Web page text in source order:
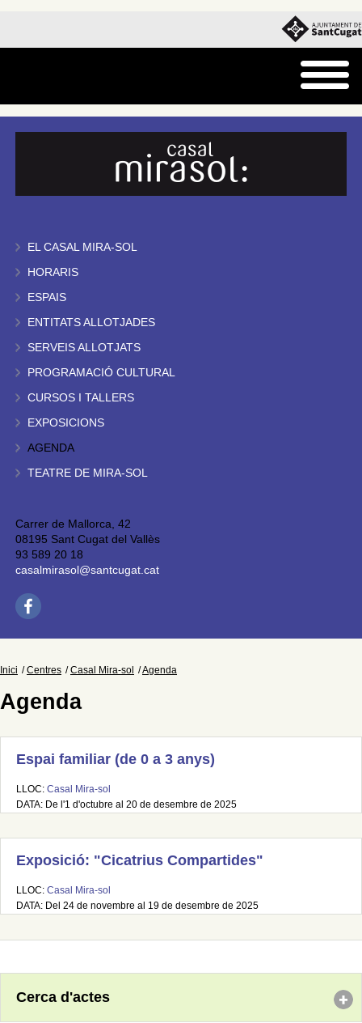
EL CASAL MIRA-SOL
HORARIS
ESPAIS
ENTITATS ALLOTJADES
SERVEIS ALLOTJATS
PROGRAMACIÓ CULTURAL
CURSOS I TALLERS
EXPOSICIONS
AGENDA
TEATRE DE MIRA-SOL
Carrer de Mallorca, 42
08195 Sant Cugat del Vallès
93 589 20 18
casalmirasol@santcugat.cat
Inici Centres Casal Mira-sol Agenda
Agenda
Espai familiar (de 0 a 3 anys)
LLOC: Casal Mira-sol
DATA: De l'1 d'octubre al 20 de desembre de 2025
Exposició: "Cicatrius Compartides"
LLOC: Casal Mira-sol
DATA: Del 24 de novembre al 19 de desembre de 2025
Cerca d'actes